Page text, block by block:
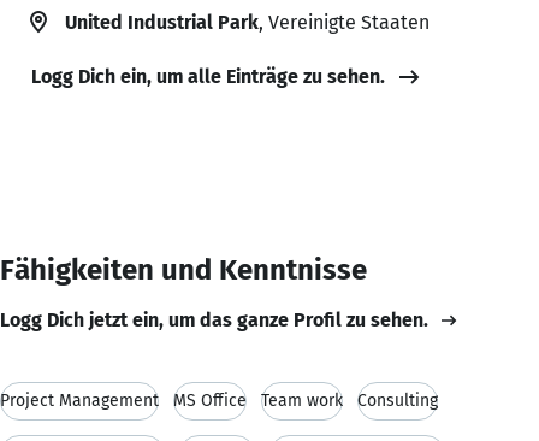
United Industrial Park, Vereinigte Staaten
Logg Dich ein, um alle Einträge zu sehen.
Fähigkeiten und Kenntnisse
Logg Dich jetzt ein, um das ganze Profil zu sehen.
Project Management MS Office Team work Consulting